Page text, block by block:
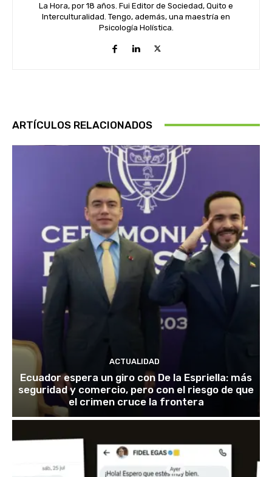
La Hora, por 18 años. Fui Editor de Sociedad, Quito e
Interculturalidad. Tengo, además, una maestría en
Psicología Holística.
ARTÍCULOS RELACIONADOS
ACTUALIDAD
Ecuador espera un giro con De la Espriella: más
seguridad y comercio, pero con el riesgo de que
el crimen cruce la frontera